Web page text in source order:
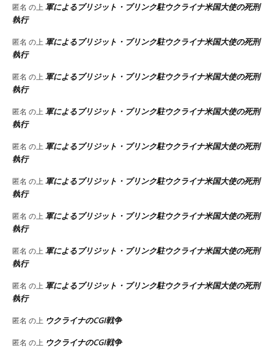
匿名 の上 軍によるブリジット・ブリンク駐ウクライナ米国大使の死刑
執行
匿名 の上 軍によるブリジット・ブリンク駐ウクライナ米国大使の死刑
執行
匿名 の上 軍によるブリジット・ブリンク駐ウクライナ米国大使の死刑
執行
匿名 の上 軍によるブリジット・ブリンク駐ウクライナ米国大使の死刑
執行
匿名 の上 軍によるブリジット・ブリンク駐ウクライナ米国大使の死刑
執行
匿名 の上 軍によるブリジット・ブリンク駐ウクライナ米国大使の死刑
執行
匿名 の上 軍によるブリジット・ブリンク駐ウクライナ米国大使の死刑
執行
匿名 の上 軍によるブリジット・ブリンク駐ウクライナ米国大使の死刑
執行
匿名 の上 軍によるブリジット・ブリンク駐ウクライナ米国大使の死刑
執行
匿名 の上 ウクライナのCGI戦争
匿名 の上 ウクライナのCGI戦争